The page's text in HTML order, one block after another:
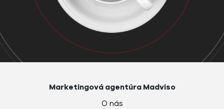
Marketingová agentúra Madviso
O nás